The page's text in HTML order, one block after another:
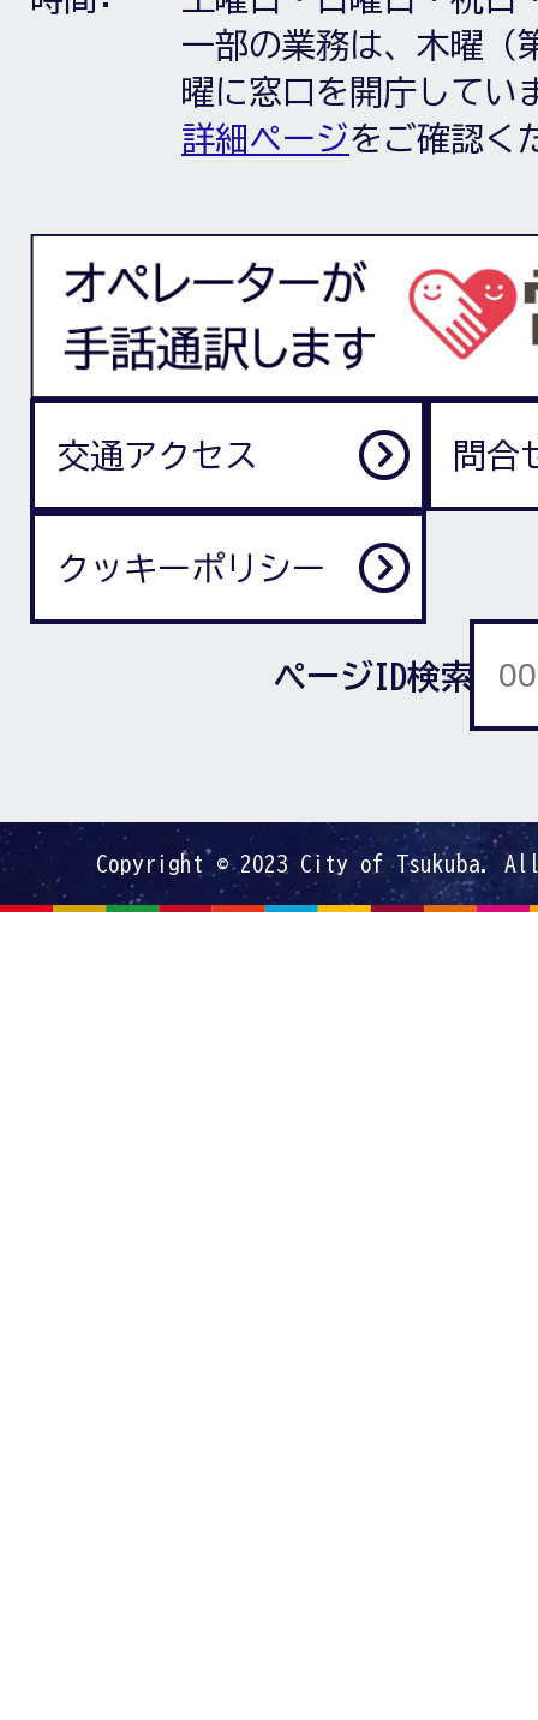
一部の業務は、木曜（
曜に窓口を開庁してい
詳細ページをご確認く
交通アクセス 問合
クッキーポリシー
ページID検索
Copyright © 2023 City of Tsukuba.